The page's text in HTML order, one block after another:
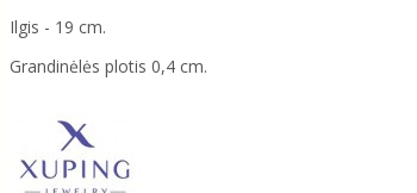
Ilgis - 19 cm.
Grandinėlės plotis 0,4 cm.